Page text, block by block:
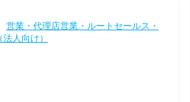
営業・代理店営業・ルートセールス・
人向け）